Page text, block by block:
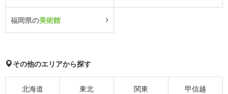
福岡県の美術館
その他のエリアから探す
北海道 東北 関東 甲信越